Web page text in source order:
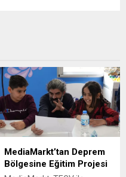
MediaMarkt’tan Deprem
Bölgesine Eğitim Projesi